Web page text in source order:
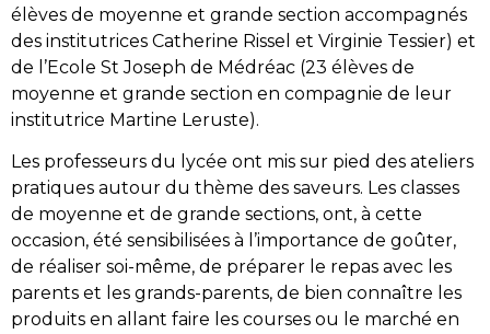
élèves de moyenne et grande section accompagnés
des institutrices Catherine Rissel et Virginie Tessier) et
de l’Ecole St Joseph de Médréac (23 élèves de
moyenne et grande section en compagnie de leur
institutrice Martine Leruste).
Les professeurs du lycée ont mis sur pied des ateliers
pratiques autour du thème des saveurs. Les classes
de moyenne et de grande sections, ont, à cette
occasion, été sensibilisées à l’importance de goûter,
de réaliser soi-même, de préparer le repas avec les
parents et les grands-parents, de bien connaître les
produits en allant faire les courses ou le marché en